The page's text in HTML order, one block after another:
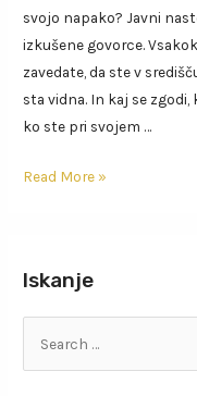
svojo napako? Javni
izkušene govorce.
zavedate, da ste v
sta vidna. In kaj se
ko ste pri svojem …
Read More »
Iskanje